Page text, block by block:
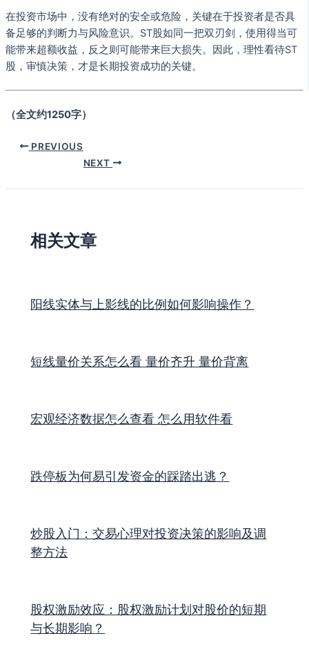
在投资市场中，没有绝对的安全或危险，关键在于投资者是否具
备足够的判断力与风险意识。ST股如同一把双刃剑，使用得当可
能带来超额收益，反之则可能带来巨大损失。因此，理性看待ST
股，审慎决策，才是长期投资成功的关键。
（全文约1250字）
PREVIOUS
NEXT
相关文章
阳线实体与上影线的比例如何影响操作？
短线量价关系怎么看 量价齐升 量价背离
宏观经济数据怎么查看 怎么用软件看
跌停板为何易引发资金的踩踏出逃？
炒股入门：交易心理对投资决策的影响及调
整方法
股权激励效应：股权激励计划对股价的短期
与长期影响？